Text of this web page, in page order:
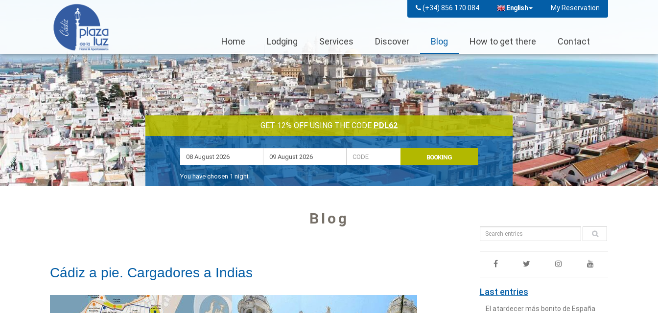
(+34) 856 170 084 English My Reservation
Home Lodging Services Discover Blog How to get there Contact
GET 12% OFF USING THE CODE PDL62
BOOKING
You have chosen 1 night
Blog
Cádiz a pie. Cargadores a Indias
Last entries
El atardecer más bonito de España